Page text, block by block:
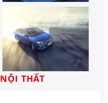
NỘI THẤT